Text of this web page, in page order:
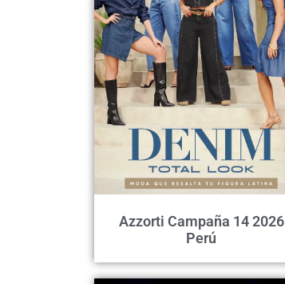
Azzorti Campaña 14 2026
Perú